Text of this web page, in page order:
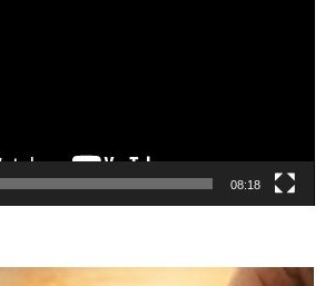
08:18